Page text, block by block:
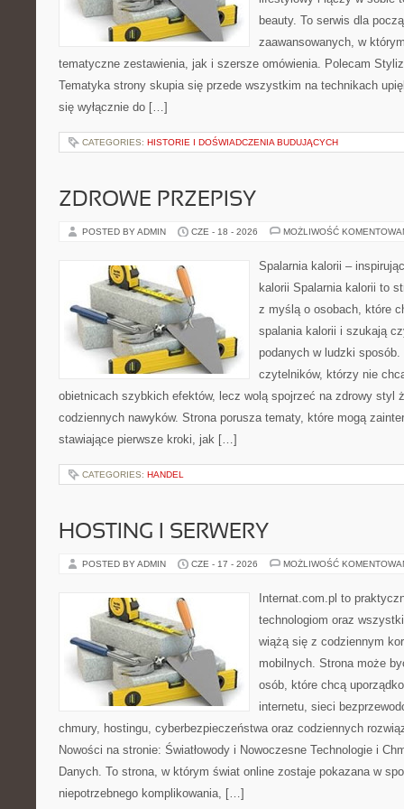
beauty. To serwis dla
zaawansowanych, w
tematyczne zestawienia, jak i szersze omówienia. Polecam
Tematyka strony skupia się przede wszystkim na technikach
się wyłącznie do […]
CATEGORIES: HISTORIE I DOŚWIADCZENIA BUDUJĄCYCH
ZDROWE PRZEPISY
POSTED BY ADMIN CZE - 18 - 2026 MOŻLIWOŚĆ
Spalarnia kalorii –
kalorii Spalarnia kalorii to
z myślą o osobach, które
spalania kalorii i szukają
podanych w ludzki sposób.
czytelników, którzy nie
obietnicach szybkich efektów, lecz wolą spojrzeć na zdrowy styl
codziennych nawyków. Strona porusza tematy, które mogą
stawiające pierwsze kroki, jak […]
CATEGORIES: HANDEL
HOSTING I SERWERY
POSTED BY ADMIN CZE - 17 - 2026 MOŻLIWOŚĆ
Internat.com.pl to
technologiom oraz
wiążą się z codziennym
mobilnych. Strona może
osób, które chcą
internetu, sieci
chmury, hostingu, cyberbezpieczeństwa oraz codziennych
Nowości na stronie: Światłowody i Nowoczesne Technologie i
Danych. To strona, w którym świat online zostaje pokazana w
niepotrzebnego komplikowania, […]